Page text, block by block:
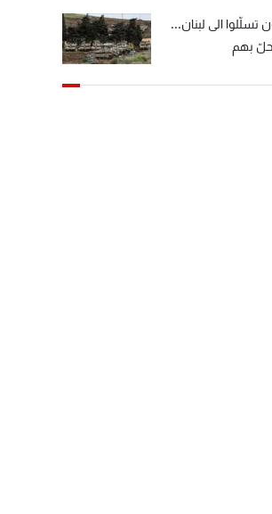
تسلّلوا الى لبنان...
حلّ بهم